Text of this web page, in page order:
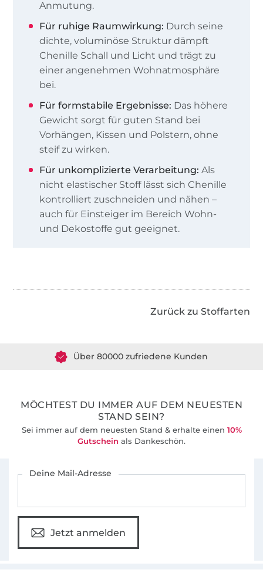
Anmutung.
Für ruhige Raumwirkung: Durch seine
dichte, voluminöse Struktur dämpft
Chenille Schall und Licht und trägt zu
einer angenehmen Wohnatmosphäre
bei.
Für formstabile Ergebnisse: Das höhere
Gewicht sorgt für guten Stand bei
Vorhängen, Kissen und Polstern, ohne
steif zu wirken.
Für unkomplizierte Verarbeitung: Als
nicht elastischer Stoff lässt sich Chenille
kontrolliert zuschneiden und nähen –
auch für Einsteiger im Bereich Wohn-
und Dekostoffe gut geeignet.
Zurück zu Stoffarten
Über 1.8 Millionen Meter Stoff versandfertig
MÖCHTEST DU IMMER AUF DEM NEUESTEN
STAND SEIN?
Sei immer auf dem neuesten Stand & erhalte einen 10%
Gutschein als Dankeschön.
Deine Mail-Adresse
Jetzt anmelden